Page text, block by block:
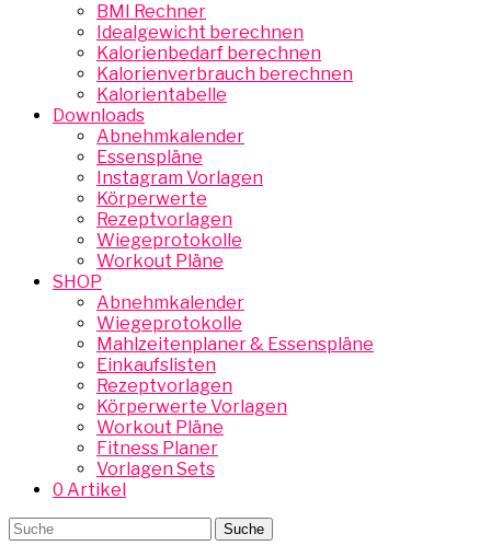
BMI Rechner
Idealgewicht berechnen
Kalorienbedarf berechnen
Kalorienverbrauch berechnen
Kalorientabelle
Downloads
Abnehmkalender
Essenspläne
Instagram Vorlagen
Körperwerte
Rezeptvorlagen
Wiegeprotokolle
Workout Pläne
SHOP
Abnehmkalender
Wiegeprotokolle
Mahlzeitenplaner & Essenspläne
Einkaufslisten
Rezeptvorlagen
Körperwerte Vorlagen
Workout Pläne
Fitness Planer
Vorlagen Sets
0 Artikel